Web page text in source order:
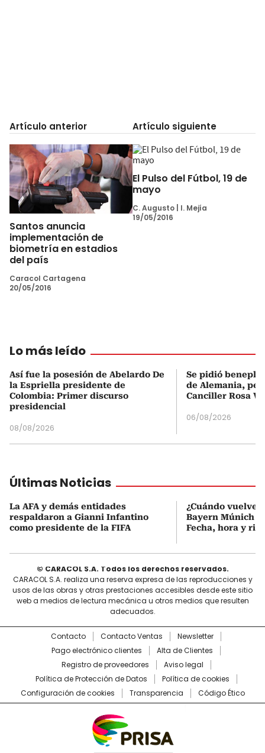
Artículo anterior
Santos anuncia
implementación de
biometría en estadios
del país
Caracol Cartagena
20/05/2016
Artículo siguiente
El Pulso del Fútbol, 19 de
mayo
C. Augusto
I. Mejía
19/05/2016
Lo más leído
Así fue la posesión de Abelardo De
la Espriella presidente de
Colombia: Primer discurso
presidencial
08/08/2026
Se pidió
de Alemania,
Canciller Rosa
06/08/2026
Últimas Noticias
La AFA y demás entidades
respaldaron a Gianni Infantino
como presidente de la FIFA
¿Cuándo vuelve
Bayern Múnich
Fecha, hora y
© CARACOL S.A. Todos los derechos reservados.
CARACOL S.A. realiza una reserva expresa de las reproducciones y
usos de las obras y otras prestaciones accesibles desde este sitio
web a medios de lectura mecánica u otros medios que resulten
adecuados.
Contacto Contacto Ventas
Newsletter
Pago electrónico clientes
Alta de Clientes
Registro de proveedores
Aviso legal
Política de Protección de Datos
Política de cookies
Configuración de cookies
Transparencia Código Ético